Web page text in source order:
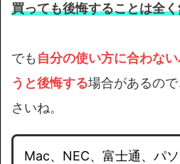
買っても後悔することは全
でも 自分の使い方に合わな
うと後悔する場合があるの
さいね。
Mac、NEC、富士通、パ